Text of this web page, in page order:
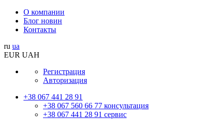
О компании
Блог новин
Контакты
ru ua
EUR UAH
Регистрация
Авторизация
+38 067 441 28 91
+38 067 560 66 77 консультация
+38 067 441 28 91 сервис